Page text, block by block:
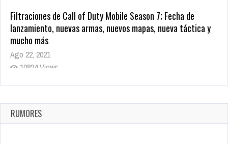
Filtraciones de Call of Duty Mobile Season 7; Fecha de
lanzamiento, nuevas armas, nuevos mapas, nueva táctica y
mucho más
Ago 22, 2021
10824 Views
La configuración de Call of Duty 2021 aparentemente ya fue
Ago 8, 2021
10008 Views
RUMORES